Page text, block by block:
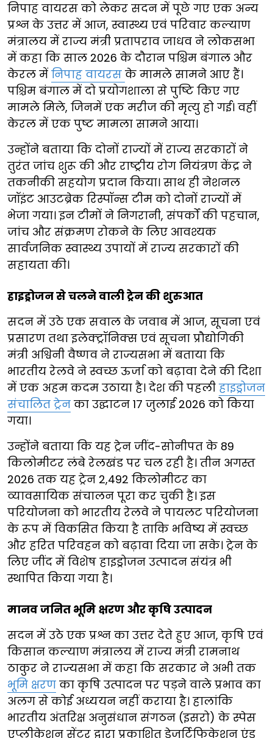
निपाह वायरस को लेकर सदन में पूछे गए एक अन्य
प्रश्न के उत्तर में आज, स्वास्थ्य एवं परिवार कल्याण
मंत्रालय में राज्य मंत्री प्रतापराव जाधव ने लोकसभा
में कहा कि साल 2026 के दौरान पश्चिम बंगाल और
केरल में निपाह वायरस के मामले सामने आए हैं।
पश्चिम बंगाल में दो प्रयोगशाला से पुष्टि किए गए
मामले मिले, जिनमें एक मरीज की मृत्यु हो गई। वहीं
केरल में एक पुष्ट मामला सामने आया।
उन्होंने बताया कि दोनों राज्यों में राज्य सरकारों ने
तुरंत जांच शुरू की और राष्ट्रीय रोग नियंत्रण केंद्र ने
तकनीकी सहयोग प्रदान किया। साथ ही नेशनल
जॉइंट आउटब्रेक रिस्पॉन्स टीम को दोनों राज्यों में
भेजा गया। इन टीमों ने निगरानी, संपर्कों की पहचान,
जांच और संक्रमण रोकने के लिए आवश्यक
सार्वजनिक स्वास्थ्य उपायों में राज्य सरकारों की
सहायता की।
हाइड्रोजन से चलने वाली ट्रेन की शुरुआत
सदन में उठे एक सवाल के जवाब में आज, सूचना एवं
प्रसारण तथा इलेक्ट्रॉनिक्स एवं सूचना प्रौद्योगिकी
मंत्री अश्विनी वैष्णव ने राज्यसभा में बताया कि
भारतीय रेलवे ने स्वच्छ ऊर्जा को बढ़ावा देने की दिशा
में एक अहम कदम उठाया है। देश की पहली हाइड्रोजन
संचालित ट्रेन का उद्घाटन 17 जुलाई 2026 को किया
गया।
उन्होंने बताया कि यह ट्रेन जींद-सोनीपत के 89
किलोमीटर लंबे रेलखंड पर चल रही है। तीन अगस्त
2026 तक यह ट्रेन 2,492 किलोमीटर का
व्यावसायिक संचालन पूरा कर चुकी है। इस
परियोजना को भारतीय रेलवे ने पायलट परियोजना
के रूप में विकसित किया है ताकि भविष्य में स्वच्छ
और हरित परिवहन को बढ़ावा दिया जा सके। ट्रेन के
लिए जींद में विशेष हाइड्रोजन उत्पादन संयंत्र भी
स्थापित किया गया है।
मानव जनित भूमि क्षरण और कृषि उत्पादन
सदन में उठे एक प्रश्न का उत्तर देते हुए आज, कृषि एवं
किसान कल्याण मंत्रालय में राज्य मंत्री रामनाथ
ठाकुर ने राज्यसभा में कहा कि सरकार ने अभी तक
भूमि क्षरण का कृषि उत्पादन पर पड़ने वाले प्रभाव का
अलग से कोई अध्ययन नहीं कराया है। हालांकि
भारतीय अंतरिक्ष अनुसंधान संगठन (इसरो) के स्पेस
एप्लीकेशन सेंटर द्वारा प्रकाशित डेजर्टिफिकेशन एंड